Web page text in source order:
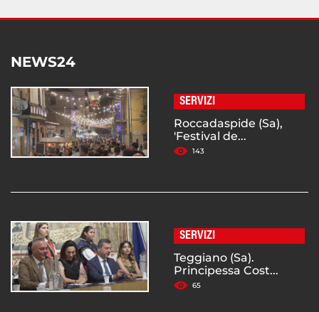
NEWS24
SERVIZI
Roccadaspide (Sa),
'Festival de...
143
SERVIZI
Teggiano (Sa).
Principessa Cost...
65